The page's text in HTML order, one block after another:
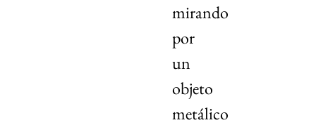
mirando
por
un
objeto
metálico